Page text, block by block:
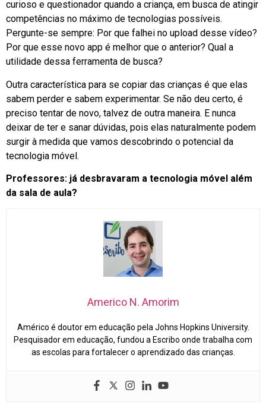
curioso e questionador quando a criança, em busca de atingir
competências no máximo de tecnologias possíveis.
Pergunte-se sempre: Por que falhei no upload desse vídeo?
Por que esse novo app é melhor que o anterior? Qual a
utilidade dessa ferramenta de busca?
Outra característica para se copiar das crianças é que elas
sabem perder e sabem experimentar. Se não deu certo, é
preciso tentar de novo, talvez de outra maneira. E nunca
deixar de ter e sanar dúvidas, pois elas naturalmente podem
surgir à medida que vamos descobrindo o potencial da
tecnologia móvel.
Professores: já desbravaram a tecnologia móvel além
da sala de aula?
Americo N. Amorim
Américo é doutor em educação pela Johns Hopkins University.
Pesquisador em educação, fundou a Escribo onde trabalha com
as escolas para fortalecer o aprendizado das crianças.